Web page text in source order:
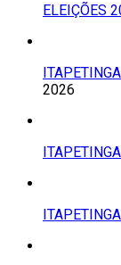
ELEIÇÕES
2026